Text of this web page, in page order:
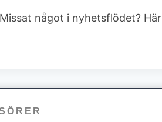
Missat något i nyhetsflödet?